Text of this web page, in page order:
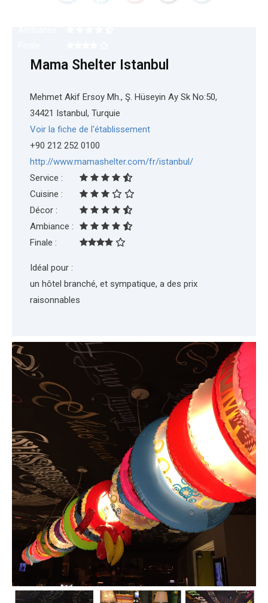
Mama Shelter Istanbul
Mehmet Akif Ersoy Mh., Ş. Hüseyin Ay Sk No:50,
34421 Istanbul, Turquie
Voir la fiche de l'établissement
+90 212 252 0100
http://www.mamashelter.com/fr/istanbul/
Service :
Cuisine :
Décor :
Ambiance :
Finale :
Idéal pour :
un hôtel branché, et sympatique, a des prix
raisonnables